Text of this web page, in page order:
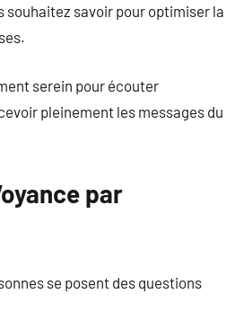
souhaitez savoir pour optimiser la
serein pour écouter
pleinement les messages du
par
se posent des questions